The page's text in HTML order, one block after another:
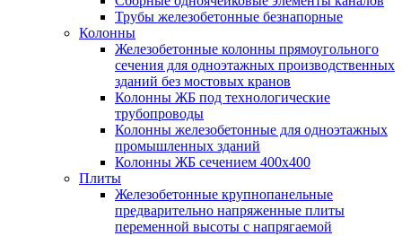
Трубы железобетонные безнапорные
Колонны
Железобетонные колонны прямоугольного
сечения для одноэтажных производственных
зданий без мостовых кранов
Колонны ЖБ под технологические
трубопроводы
Колонны железобетонные для одноэтажных
промышленных зданий
Колонны ЖБ сечением 400х400
Плиты
Железобетонные крупнопанельные
предварительно напряженные плиты
переменной высоты с напрягаемой